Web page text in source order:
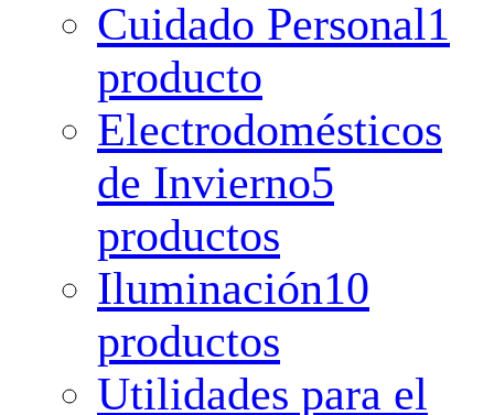
Cuidado Personal1
producto
Electrodomésticos
de Invierno5
productos
Iluminación10
productos
Utilidades para el